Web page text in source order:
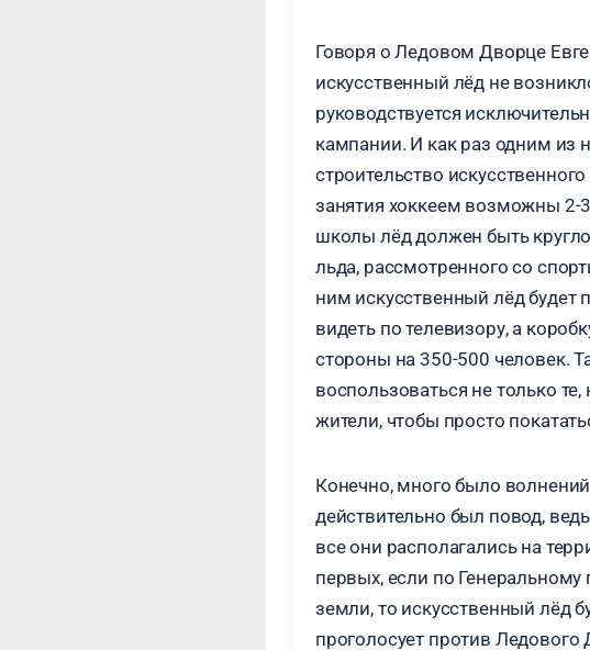
Говоря о Ледовом Дворце
искусственный лёд не
руководствуется
кампании. И как раз одним из
строительство
занятия хоккеем возможны 2-3
школы лёд должен быть
льда, рассмотренного со
ним искусственный лёд будет
видеть по телевизору, а
стороны на 350-500 человек.
воспользоваться не только
жители, чтобы просто
Конечно, много было
действительно был повод,
все они располагались на
первых, если по Генеральному
земли, то искусственный лёд
проголосует против Ледового